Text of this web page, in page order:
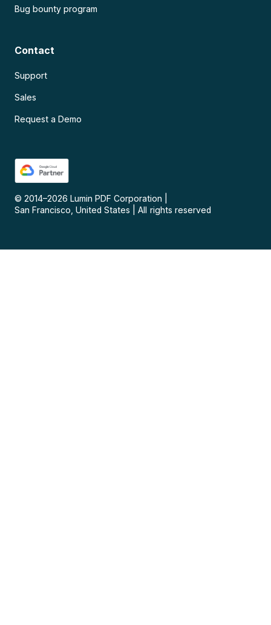
Bug bounty program
Contact
Support
Sales
Request a Demo
© 2014–2026 Lumin PDF Corporation
San Francisco, United States
All rights reserved